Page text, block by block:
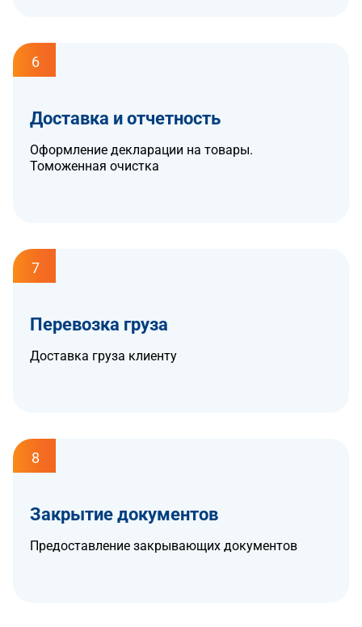
6
Доставка и отчетность
Оформление декларации на товары.
Томоженная очистка
7
Перевозка груза
Доставка груза клиенту
8
Закрытие документов
Предоставление закрывающих документов